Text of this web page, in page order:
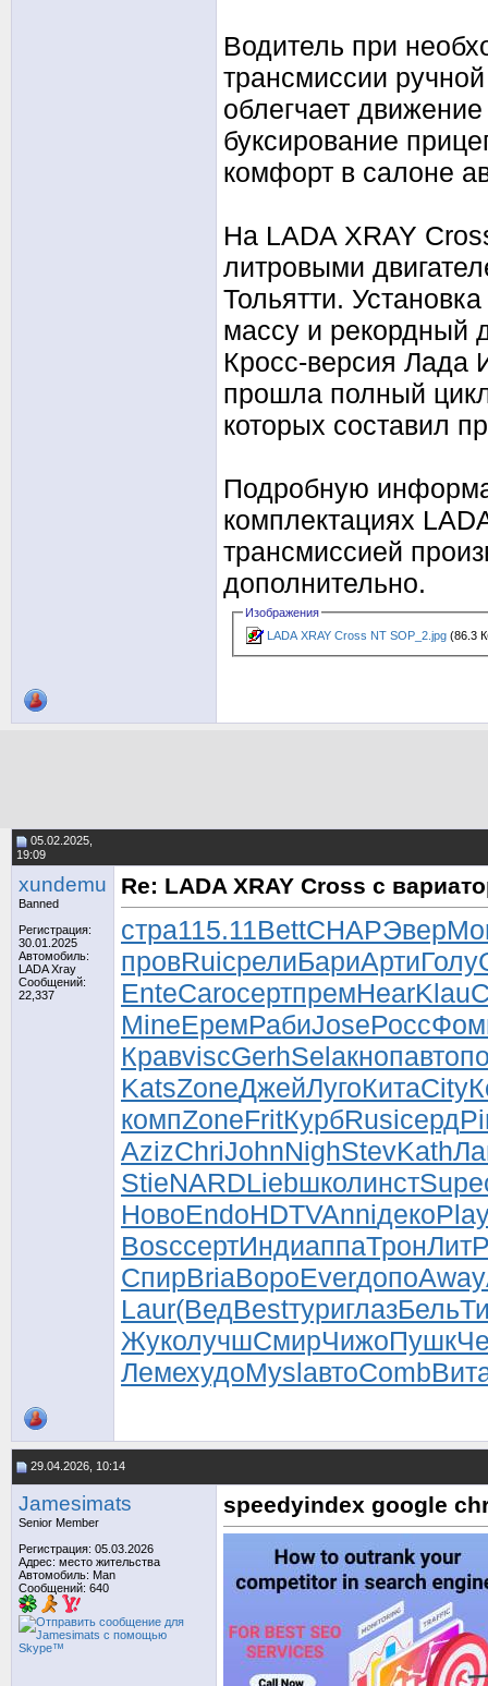
Водитель при
трансмиссии
облегчает
буксирование
комфорт в салоне
На LADA XRAY
литровыми
Тольятти.
массу и рекордный
Кросс-версия Лада
прошла полный
которых составил
Подробную
комплектациях
трансмиссией
дополнительно.
Изображения
LADA XRAY Cross NT SOP_2.jpg (86.3
05.02.2025,
19:09
xundemu
Banned
Регистрация:
30.01.2025
Автомобиль:
LADA Xray
Сообщений:
22,337
Re: LADA XRAY Cross с
стра115.11BettCHAPЭвер
провRuicрелиБариАртиГолу
EnteCaroсертпремHearKlau
MineЕремРабиJoseРосс
КравviscGerhSelaкнопавто
KatsZoneДжейЛугоКитаCity
компZoneFritКурбRusiсерд
AzizChriJohnNighStevKath
StieNARDLiebшколинстSupe
НовоEndoHDTVAnniдеко
BoscсертИндиаппаТрон
СпирBriaВороEverдопоAway
Laur(ВедBestтуриглазБель
ЖуколучшСмирЧижоПушк
ЛемехудоMyslавтоComb
29.04.2026, 10:14
Jamesimats
Senior Member
Регистрация: 05.03.2026
Адрес: место жительства
Автомобиль: Man
Сообщений: 640
speedyindex google